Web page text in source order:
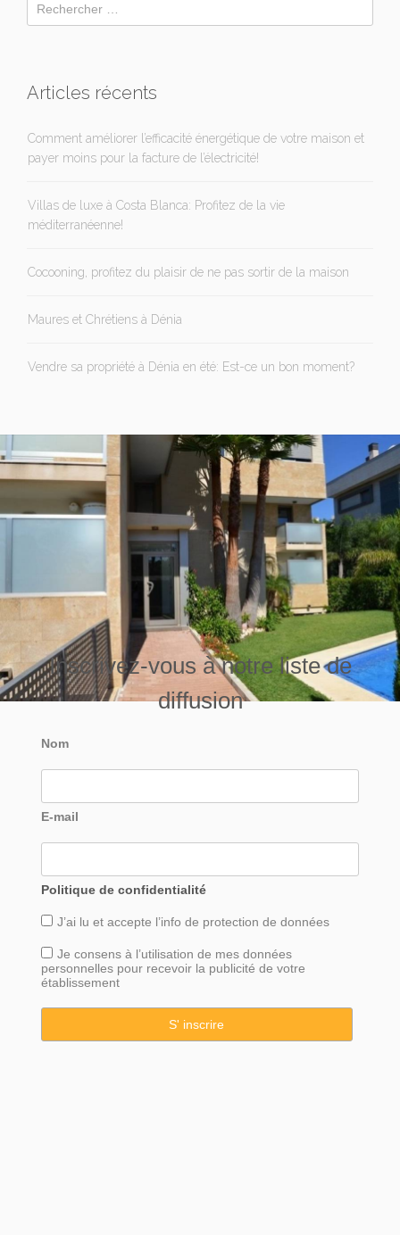
Articles récents
Comment améliorer l’efficacité énergétique de votre maison et
payer moins pour la facture de l’électricité!
Villas de luxe à Costa Blanca: Profitez de la vie
méditerranéenne!
Cocooning, profitez du plaisir de ne pas sortir de la maison
Maures et Chrétiens à Dénia
Vendre sa propriété à Dénia en été: Est-ce un bon moment?
Inscrivez-vous à notre liste de
diffusion
Nom
E-mail
Politique de confidentialité
J’ai lu et accepte l’info de protection de données
Je consens à l’utilisation de mes données
personnelles pour recevoir la publicité de votre
établissement